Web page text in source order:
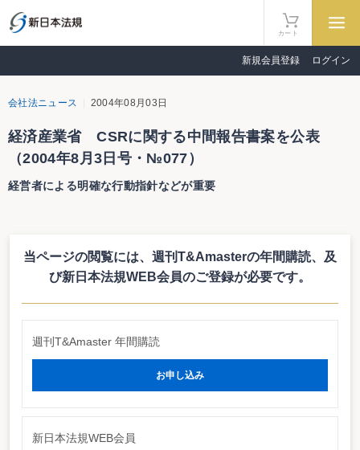
カート
新規会員登録 ログイン
会社法ニュース 2004年08月03日
経済産業省 CSRに関する中間報告書案を公表
（2004年8月3日号・№077）
経営者による明確な行動指針などが重要
経済産業省は7月20日、企業の社会的責任（CSR）に関する懇談会中間報告
書（案）を公表した。日本でもCSRへの取り組みが拡がる中、日本企業の国際
競争力強化、人材育成や資本市場、消費者による積極的な評価を目的とした企
業の積極的なCSRの取り組みを促進するとともに、環境整備が必要との判断か
減、従業員の意欲向上、新商品・サービス市場の開拓、ブランド価値の向上、
優秀な人材の確保等といった効果を得られるとしている。具体的に、企業の
関係会社、取引企業との一体的取組、④PDCAサイクルを活用した継続的な取
当ページの閲覧には、週刊T&Amasterの年間購読、 及
び新日本法規WEB会員のご登録が必要です。
週刊T&Amaster 年間購読
お申し込み
新日本法規WEB会員